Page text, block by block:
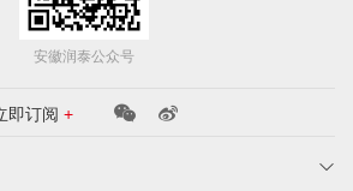
安徽润泰公众号
即订阅 +
立即提交